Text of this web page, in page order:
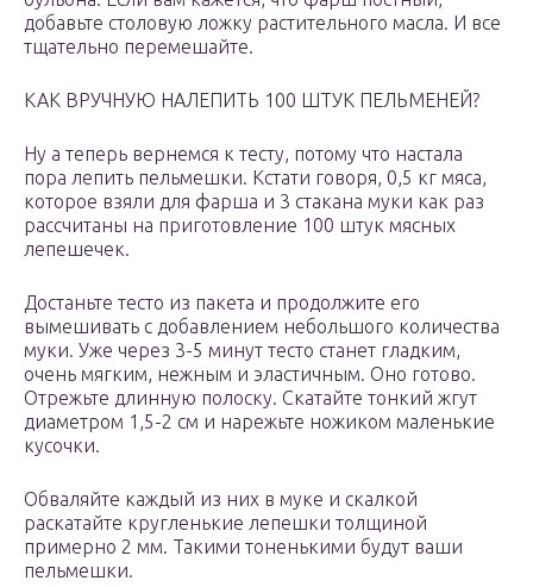
добавьте столовую ложку растительного масла. И все
тщательно перемешайте.
КАК ВРУЧНУЮ НАЛЕПИТЬ 100 ШТУК ПЕЛЬМЕНЕЙ?
Ну а теперь вернемся к тесту, потому что настала
пора лепить пельмешки. Кстати говоря, 0,5 кг мяса,
которое взяли для фарша и 3 стакана муки как раз
рассчитаны на приготовление 100 штук мясных
лепешечек.
Достаньте тесто из пакета и продолжите его
вымешивать с добавлением небольшого количества
муки. Уже через 3-5 минут тесто станет гладким,
очень мягким, нежным и эластичным. Оно готово.
Отрежьте длинную полоску. Скатайте тонкий жгут
диаметром 1,5-2 см и нарежьте ножиком маленькие
кусочки.
Обваляйте каждый из них в муке и скалкой
раскатайте кругленькие лепешки толщиной
примерно 2 мм. Такими тоненькими будут ваши
пельмешки.